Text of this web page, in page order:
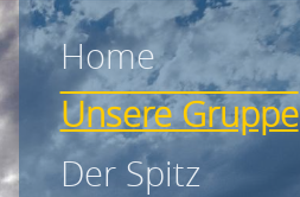
Home
Unsere Gruppe
Der Spitz